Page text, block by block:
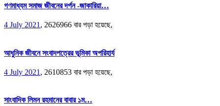
গণমাধ্যম সমাজ জীবনের দর্পন -জাকারিয়া…
4 July 2021 , 2626966 বার পড়া হয়েছে,
আধুনিক জীবনে সংবাদপত্রের ভূমিকা অপরিহার্য
4 July 2021 , 2610853 বার পড়া হয়েছে,
সাংবাদিক লিমন রহমানের বাবার ১ম…